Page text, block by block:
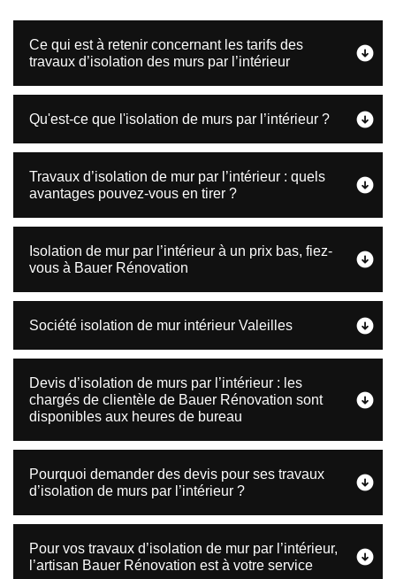
Ce qui est à retenir concernant les tarifs des
travaux d’isolation des murs par l’intérieur
Qu'est-ce que l'isolation de murs par l’intérieur ?
Travaux d’isolation de mur par l’intérieur : quels
avantages pouvez-vous en tirer ?
Isolation de mur par l’intérieur à un prix bas, fiez-
vous à Bauer Rénovation
Société isolation de mur intérieur Valeilles
Devis d’isolation de murs par l’intérieur : les
chargés de clientèle de Bauer Rénovation sont
disponibles aux heures de bureau
Pourquoi demander des devis pour ses travaux
d’isolation de murs par l’intérieur ?
Pour vos travaux d’isolation de mur par l’intérieur,
l’artisan Bauer Rénovation est à votre service